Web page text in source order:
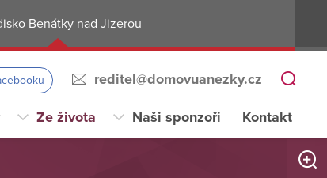
Benátky nad Jizerou
reditel@domovuanezky.cz
Ze života Naši sponzoři Kontakt